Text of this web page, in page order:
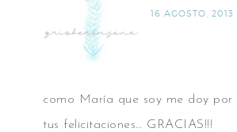
16 AGOSTO, 2013
como María que soy me doy por
tus felicitaciones… GRACIAS!!!